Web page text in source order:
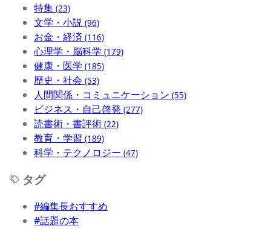
特集 (23)
文学・小説 (96)
お金・経済 (116)
心理学・脳科学 (179)
健康・医学 (185)
歴史・社会 (53)
人間関係・コミュニケーション (55)
ビジネス・自己啓発 (277)
読書術・書評術 (22)
教育・学習 (189)
科学・テクノロジー (47)
タグ
#編集長おすすめ
#話題の本